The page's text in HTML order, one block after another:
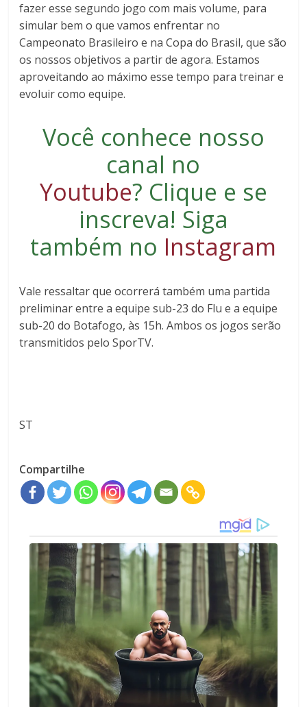
fazer esse segundo jogo com mais volume, para
simular bem o que vamos enfrentar no
Campeonato Brasileiro e na Copa do Brasil, que são
os nossos objetivos a partir de agora. Estamos
aproveitando ao máximo esse tempo para treinar e
evoluir como equipe.
Você conhece nosso
canal no
Youtube? Clique e se
inscreva! Siga
também no Instagram
Vale ressaltar que ocorrerá também uma partida
preliminar entre a equipe sub-23 do Flu e a equipe
sub-20 do Botafogo, às 15h. Ambos os jogos serão
transmitidos pelo SporTV.
ST
Compartilhe